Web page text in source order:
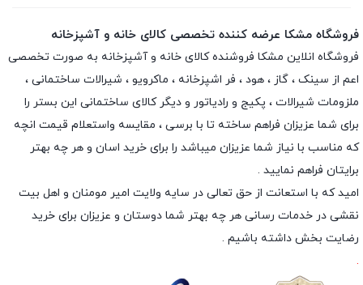
فروشگاه مشکا عرضه کننده تخصصی کالای خانه و آشپزخانه
فروشگاه انلاین مشکا فروشنده کالای خانه و آشپزخانه به صورت تخصصی
اعم از سینک ، گاز ، هود ، فر اشپزخانه ، ماکرویو ، شیرالات ساختمانی ،
ملزومات شیرالات ، پکیج و رادیاتور و دیگر کالای ساختمانی این بستر را
برای شما عزیزان فراهم ساخته تا با برسی ، مقایسه واستعلام قیمت انچه
که مناسب با نیاز شما عزیزان میباشد را برای خرید اسان و هر چه بهتر
برایتان فراهم نمایید .
امید که با استعانت از حق تعالی در سایه ولایت امیر مومنان و اهل بیت
نقشی در خدمات رسانی هر چه بهتر شما دوستان و عزیزان برای خرید
رضایت بخش داشته باشیم .
.